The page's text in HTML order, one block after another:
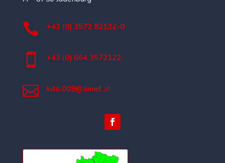
 +43 (0) 3572 82122-0
 +43 (0) 664 3572122
 kdo.009@ainet.at